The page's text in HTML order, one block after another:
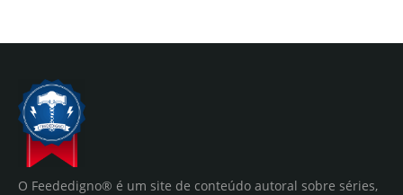
O Feededigno® é um site de conteúdo autoral sobre séries,